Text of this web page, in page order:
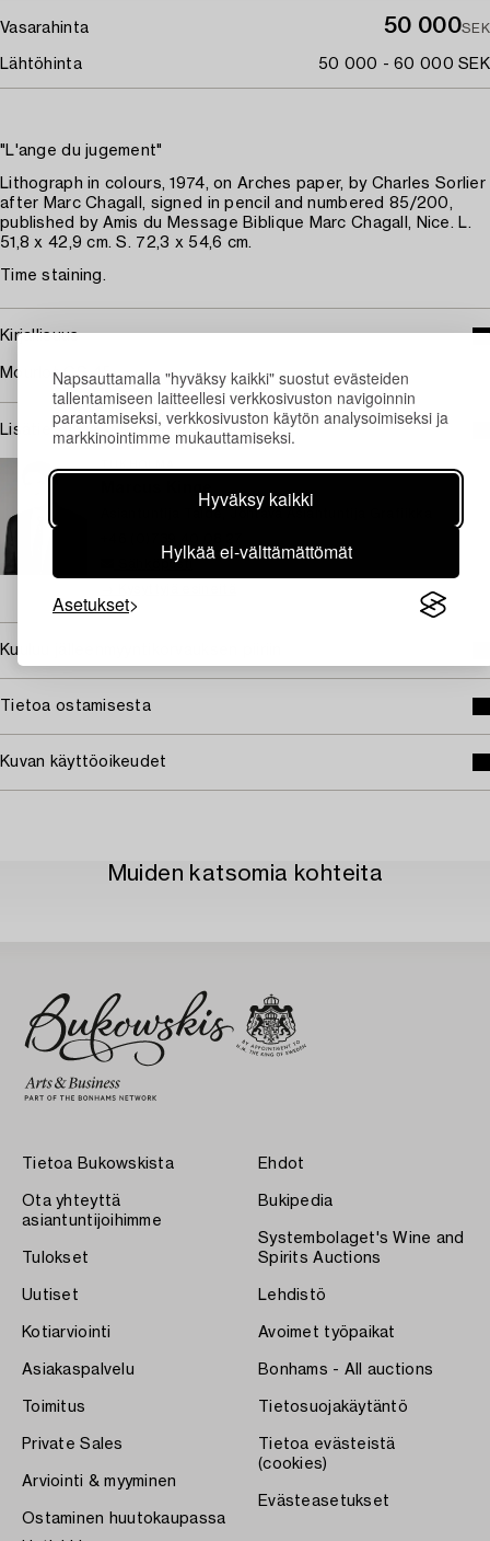
Napsauttamalla "hyväksy kaikki" suostut evästeiden
tallentamiseen laitteellesi verkkosivuston navigoinnin
parantamiseksi, verkkosivuston käytön analysoimiseksi ja
markkinointimme mukauttamiseksi.
Hyväksy kaikki
Hylkää ei-välttämättömät
Asetukset
Vasarahinta 50 000SEK
Lähtöhinta 50 000 - 60 000 SEK
"L'ange du jugement"
Lithograph in colours, 1974, on Arches paper, by Charles Sorlier
after Marc Chagall, signed in pencil and numbered 85/200,
published by Amis du Message Biblique Marc Chagall, Nice. L.
51,8 x 42,9 cm. S. 72,3 x 54,6 cm.
Time staining.
Kirjallisuus
Mourlot CS 45.
Lisätietoja ja kuntoraportit
Asiantuntija Taide, Johtava Asiantuntija Grafiikka
Sähköposti
Kuuluu jälleenmyyntikorvauksen piiriin
Tietoa ostamisesta
Kuvan käyttöoikeudet
Muiden katsomia kohteita
Tietoa Bukowskista
Ota yhteyttä
asiantuntijoihimme
Tulokset
Uutiset
Kotiarviointi
Asiakaspalvelu
Toimitus
Private Sales
Arviointi & myyminen
Ostaminen huutokaupassa
Ehdot
Bukipedia
Systembolaget's Wine and
Spirits Auctions
Lehdistö
Avoimet työpaikat
Bonhams - All auctions
Tietosuojakäytäntö
Tietoa evästeistä
(cookies)
Evästeasetukset